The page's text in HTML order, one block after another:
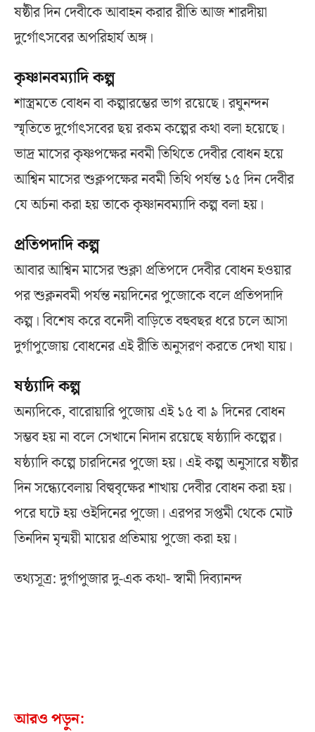
ষষ্ঠীর দিন দেবীকে আবাহন করার রীতি আজ শারদীয়া
দুর্গোৎসবের অপরিহার্য অঙ্গ।
কৃষ্ণানবম‍্যাদি কল্প
শাস্ত্রমতে বোধন বা কল্পারম্ভের ভাগ রয়েছে। রঘুনন্দন
স্মৃতিতে দুর্গোৎসবের ছয় রকম কল্পের কথা বলা হয়েছে।
ভাদ্র মাসের কৃষ্ণপক্ষের নবমী তিথিতে দেবীর বোধন হয়ে
আশ্বিন মাসের শুক্লপক্ষের নবমী তিথি পর্যন্ত ১৫ দিন দেবীর
যে অর্চনা করা হয় তাকে কৃষ্ণানবম‍্যাদি কল্প বলা হয়।
প্রতিপদাদি কল্প
আবার আশ্বিন মাসের শুক্লা প্রতিপদে দেবীর বোধন হওয়ার
পর শুক্লনবমী পর্যন্ত নয়দিনের পুজোকে বলে প্রতিপদাদি
কল্প। বিশেষ করে বনেদী বাড়িতে বহুবছর ধরে চলে আসা
দুর্গাপুজোয় বোধনের এই রীতি অনুসরণ করতে দেখা যায়।
ষষ্ঠ‍্যাদি কল্প
অন্যদিকে, বারোয়ারি পুজোয় এই ১৫ বা ৯ দিনের বোধন
সম্ভব হয় না বলে সেখানে নিদান রয়েছে ষষ্ঠ‍্যাদি কল্পের।
ষষ্ঠ‍্যাদি কল্পে চারদিনের পুজো হয়। এই কল্প অনুসারে ষষ্ঠীর
দিন সন্ধ্যেবেলায় বিল্ববৃক্ষের শাখায় দেবীর বোধন করা হয়।
পরে ঘটে হয় ওইদিনের পুজো। এরপর সপ্তমী থেকে মোট
তিনদিন মৃন্ময়ী মায়ের প্রতিমায় পুজো করা হয়।
তথ্যসূত্র: দুর্গাপুজার দু-এক কথা- স্বামী দিব্যানন্দ
আরও পড়ুন: